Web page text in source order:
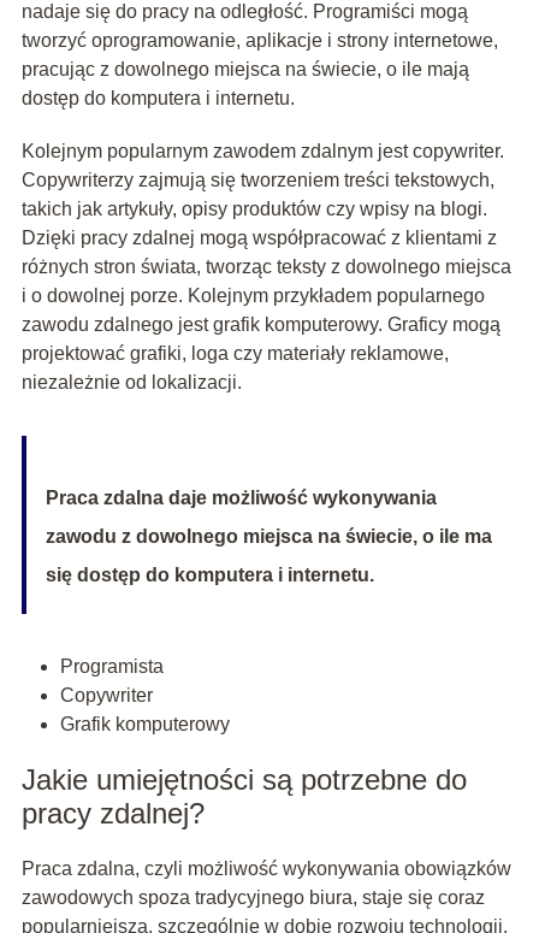
nadaje się do pracy na odległość. Programiści mogą
tworzyć oprogramowanie, aplikacje i strony internetowe,
pracując z dowolnego miejsca na świecie, o ile mają
dostęp do komputera i internetu.
Kolejnym popularnym zawodem zdalnym jest copywriter.
Copywriterzy zajmują się tworzeniem treści tekstowych,
takich jak artykuły, opisy produktów czy wpisy na blogi.
Dzięki pracy zdalnej mogą współpracować z klientami z
różnych stron świata, tworząc teksty z dowolnego miejsca
i o dowolnej porze. Kolejnym przykładem popularnego
zawodu zdalnego jest grafik komputerowy. Graficy mogą
projektować grafiki, loga czy materiały reklamowe,
niezależnie od lokalizacji.
Praca zdalna daje możliwość wykonywania
zawodu z dowolnego miejsca na świecie, o ile ma
się dostęp do komputera i internetu.
Programista
Copywriter
Grafik komputerowy
Jakie umiejętności są potrzebne do
pracy zdalnej?
Praca zdalna, czyli możliwość wykonywania obowiązków
zawodowych spoza tradycyjnego biura, staje się coraz
popularniejsza, szczególnie w dobie rozwoju technologii.